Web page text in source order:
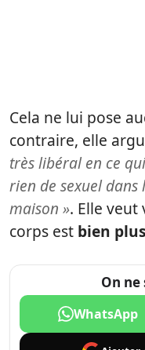
Cela ne lui pose
contraire, elle
très libéral en ce
rien de sexuel
maison ». Elle veut
corps est bien
On
WhatsApp